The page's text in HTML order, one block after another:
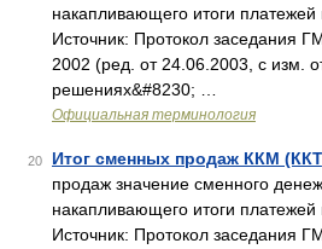
накапливающего итоги платежей
Источник: Протокол заседания
2002 (ред. от 24.06.2003, с изм.
решениях&#8230; …
Официальная терминология
20 Итог сменных продаж ККМ
продаж значение сменного
накапливающего итоги платежей
Источник: Протокол заседания